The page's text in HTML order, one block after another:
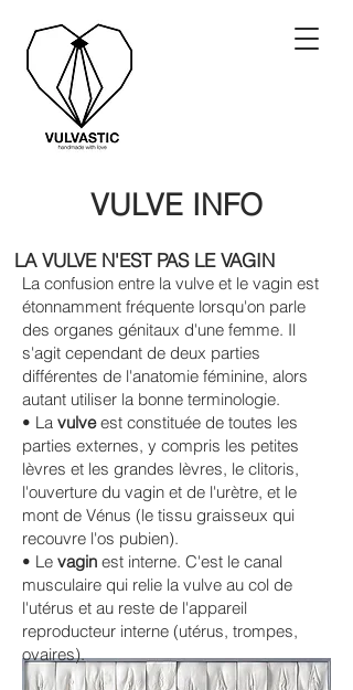
VULVE INFO
LA VULVE N'EST PAS LE VAGIN
La confusion entre la vulve et le vagin est
étonnamment fréquente lorsqu'on parle
des organes génitaux d'une femme. Il
s'agit cependant de deux parties
différentes de l'anatomie féminine, alors
autant utiliser la bonne terminologie.
• La vulveest constituée de toutes les
parties externes, y compris les petites
lèvres et les grandes lèvres, le clitoris,
l'ouverture du vagin et de l'urètre, et le
mont de Vénus (le tissu graisseux qui
recouvre l'os pubien).
• Le vagin est interne. C'est le canal
musculaire qui relie la vulve au col de
l'utérus et au reste de l'appareil
reproducteur interne (utérus, trompes,
ovaires).